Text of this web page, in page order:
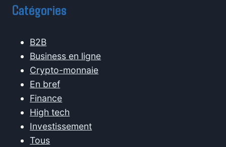
Catégories
B2B
Business en ligne
Crypto-monnaie
En bref
Finance
High tech
Investissement
Tous